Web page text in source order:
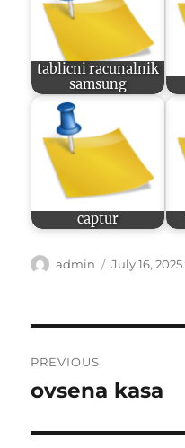
tablicni racunalnik
samsung
captur
Author
admin
Posted
July 16, 2025
navigation
PREVIOUS
Previous
ovsena kasa